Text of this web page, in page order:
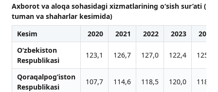
Axborot va aloqa sohasidagi xizmatlarining o‘sish sur’ati
tuman va shaharlar kesimida)
Kesim
2020 2021 2022 2023
2024
O‘zbekiston
Respublikasi
123,1 126,7 127,0 122,4 125,4
Qoraqalpog‘iston
Respublikasi
107,7 114,6 118,5 120,0 118,7